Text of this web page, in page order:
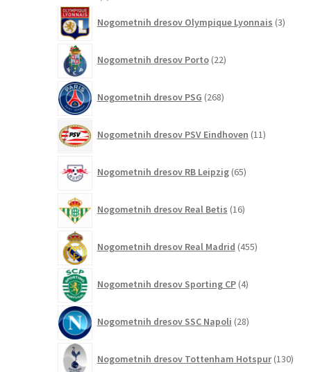
Nogometnih dresov Olympique Lyonnais 3izdelki
Nogometnih dresov Porto 22izdelkov
Nogometnih dresov PSG 268izdelkov
Nogometnih dresov PSV Eindhoven 11izdelkov
Nogometnih dresov RB Leipzig 65izdelkov
Nogometnih dresov Real Betis 16izdelkov
Nogometnih dresov Real Madrid 455izdelkov
Nogometnih dresov Sporting CP 4izdelki
Nogometnih dresov SSC Napoli 28izdelkov
Nogometnih dresov Tottenham Hotspur 130